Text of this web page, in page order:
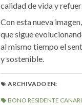
calidad de vida y
Con esta nueva
que sigue
al mismo tiempo el
y sostenible.
ARCHIVADO EN:
BONO RESIDENTE